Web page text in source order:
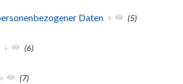
Daten + (5)
+ (6)
+ (7)